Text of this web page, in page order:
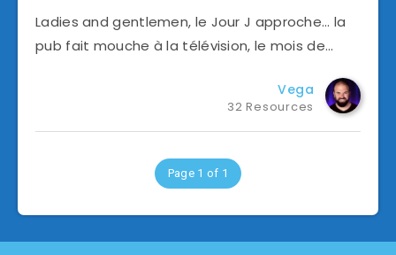
Ladies and gentlemen, le Jour J approche… la
pub fait mouche à la télévision, le mois de…
Vega
32 Resources
Page 1 of 1